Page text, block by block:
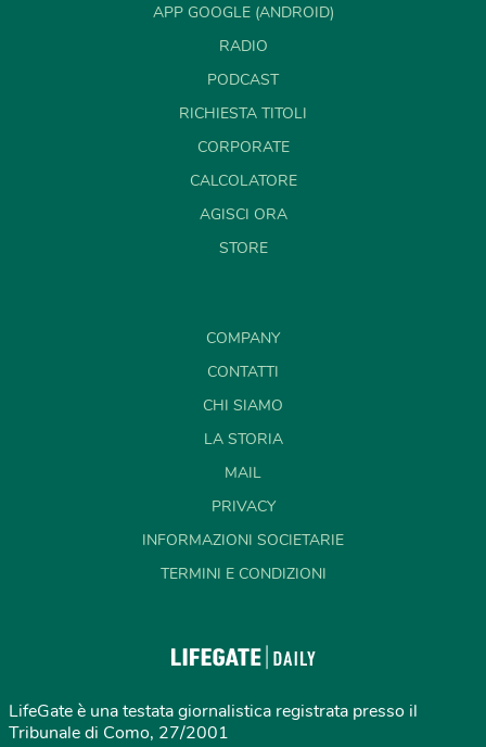
APP GOOGLE (ANDROID)
RADIO
PODCAST
RICHIESTA TITOLI
CORPORATE
CALCOLATORE
AGISCI ORA
STORE
COMPANY
CONTATTI
CHI SIAMO
LA STORIA
MAIL
PRIVACY
INFORMAZIONI SOCIETARIE
TERMINI E CONDIZIONI
LifeGate è una testata giornalistica registrata presso il
Tribunale di Como, 27/2001